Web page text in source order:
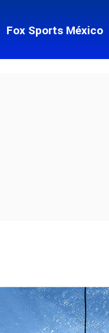
Fox Sports México